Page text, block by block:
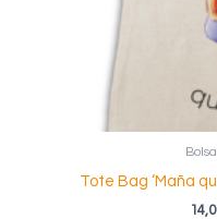
Tote Bag ‘Maña